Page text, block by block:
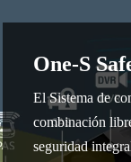
One-S
El Sistema de
combinación
seguridad